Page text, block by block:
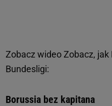
Zobacz wideo Zobacz,
Bundesligi:
Borussia bez kapitana